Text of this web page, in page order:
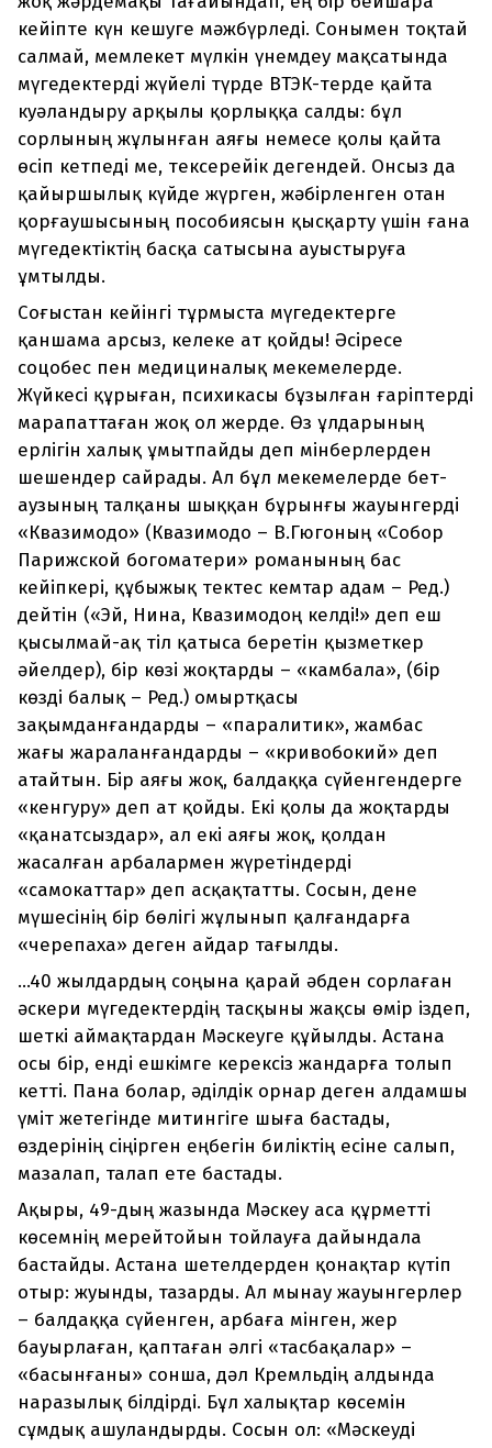
кейіпте күн кешуге мәжбүрледі. Сонымен тоқтай
салмай, мемлекет мүлкін үнемдеу мақсатында
мүгедектерді жүйелі түрде ВТЭК-терде қайта
куәландыру арқылы қорлыққа салды: бұл
сорлының жұлынған аяғы немесе қолы қайта
өсіп кетпеді ме, тексерейік дегендей. Онсыз да
қайыршылық күйде жүрген, жәбірленген отан
қорғаушысының пособиясын қысқарту үшін ғана
мүгедектіктің басқа сатысына ауыстыруға
ұмтылды.
Соғыстан кейінгі тұрмыста мүгедектерге
қаншама арсыз, келеке ат қойды! Әсіресе
соцобес пен медициналық мекемелерде.
Жүйкесі құрыған, психикасы бұзылған ғаріптерді
марапаттаған жоқ ол жерде. Өз ұлдарының
ерлігін халық ұмытпайды деп мінберлерден
шешендер сайрады. Ал бұл мекемелерде бет-
аузының талқаны шыққан бұрынғы жауынгерді
«Квазимодо» (Квазимодо – В.Гюгоның «Собор
Парижской богоматери» романының бас
кейіпкері, құбыжық тектес кемтар адам – Ред.)
дейтін («Эй, Нина, Квазимодоң келді!» деп еш
қысылмай-ақ тіл қатыса беретін қызметкер
әйелдер), бір көзі жоқтарды – «камбала», (бір
көзді балық – Ред.) омыртқасы
зақымданғандарды – «паралитик», жамбас
жағы жараланғандарды – «кривобокий» деп
атайтын. Бір аяғы жоқ, балдаққа сүйенгендерге
«кенгуру» деп ат қойды. Екі қолы да жоқтарды
«қанатсыздар», ал екі аяғы жоқ, қолдан
жасалған арбалармен жүретіндерді
«самокаттар» деп асқақтатты. Сосын, дене
мүшесінің бір бөлігі жұлынып қалғандарға
«черепаха» деген айдар тағылды.
...40 жылдардың соңына қарай әбден сорлаған
әскери мүгедектердің тасқыны жақсы өмір іздеп,
шеткі аймақтардан Мәскеуге құйылды. Астана
осы бір, енді ешкімге керексіз жандарға толып
кетті. Пана болар, әділдік орнар деген алдамшы
үміт жетегінде митингіге шыға бастады,
өздерінің сіңірген еңбегін биліктің есіне салып,
мазалап, талап ете бастады.
Ақыры, 49-дың жазында Мәскеу аса құрметті
көсемнің мерейтойын тойлауға дайындала
бастайды. Астана шетелдерден қонақтар күтіп
отыр: жуынды, тазарды. Ал мынау жауынгерлер
– балдаққа сүйенген, арбаға мінген, жер
бауырлаған, қаптаған әлгі «тасбақалар» –
«басынғаны» сонша, дәл Кремльдің алдында
наразылық білдірді. Бұл халықтар көсемін
сұмдық ашуландырды. Сосын ол: «Мәскеуді